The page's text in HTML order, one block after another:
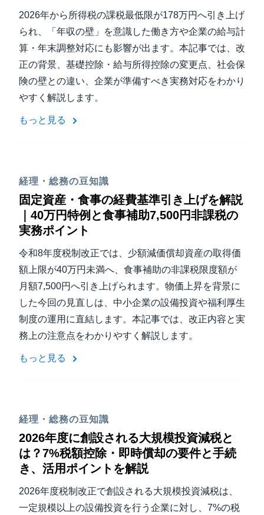
2026年から所得税の課税最低限が178万円へ引き上げ
られ、「年収の壁」を意識した働き方や企業の給与計
算・年末調整対応にも影響が出ます。本記事では、改
正の背景、基礎控除・給与所得控除の変更点、社会保
険の壁との違い、企業が準備すべき実務対応をわかり
やすく解説します。
もっと見る
経理・総務の豆知識
固定資産・食事の経費基準引き上げを解説
｜40万円特例と食事補助7,500円非課税の
実務ポイント
令和8年度税制改正では、少額減価償却資産の取得価
額上限が40万円未満へ、食事補助の非課税限度額が
月額7,500円へ引き上げられます。物価上昇を背景に
した今回の見直しは、中小企業の設備投資や福利厚生
制度の運用に直結します。本記事では、改正内容と実
務上の注意点をわかりやすく解説します。
もっと見る
経理・総務の豆知識
2026年度に創設される大規模投資減税と
は？7%税額控除・即時償却の要件と手続
き、活用ポイントを解説
2026年度税制改正で創設される大規模投資減税は、
一定規模以上の設備投資を行う企業に対し、7%の税